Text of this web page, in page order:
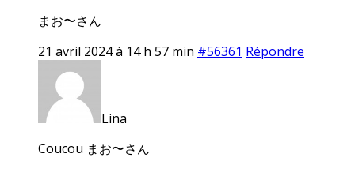
まお〜さん
21 avril 2024 à 14 h 57 min #56361 Répondre
Lina
Coucou まお〜さん